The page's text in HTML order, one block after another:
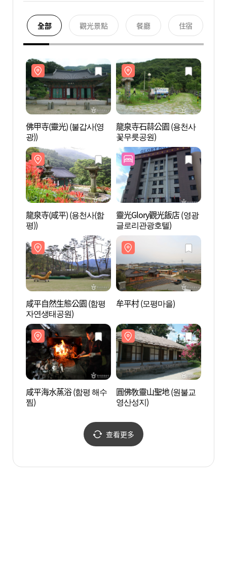
全部 觀光景點 餐廳 住宿
佛甲寺(靈光) (불갑사(영
광))
龍泉寺石蒜公園 (용천사
꽃무릇공원)
龍泉寺(咸平) (용천사(함
평))
靈光Glory觀光飯店 (영광
글로리관광호텔)
咸平自然生態公園 (함평
자연생태공원)
牟平村 (모평마을)
咸平海水蒸浴 (함평 해수
찜)
圓佛敎靈山聖地 (원불교
영산성지)
查看更多